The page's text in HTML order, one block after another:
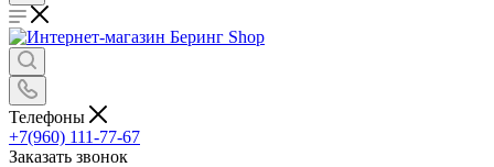
Телефоны
+7(960) 111-77-67
Заказать звонок